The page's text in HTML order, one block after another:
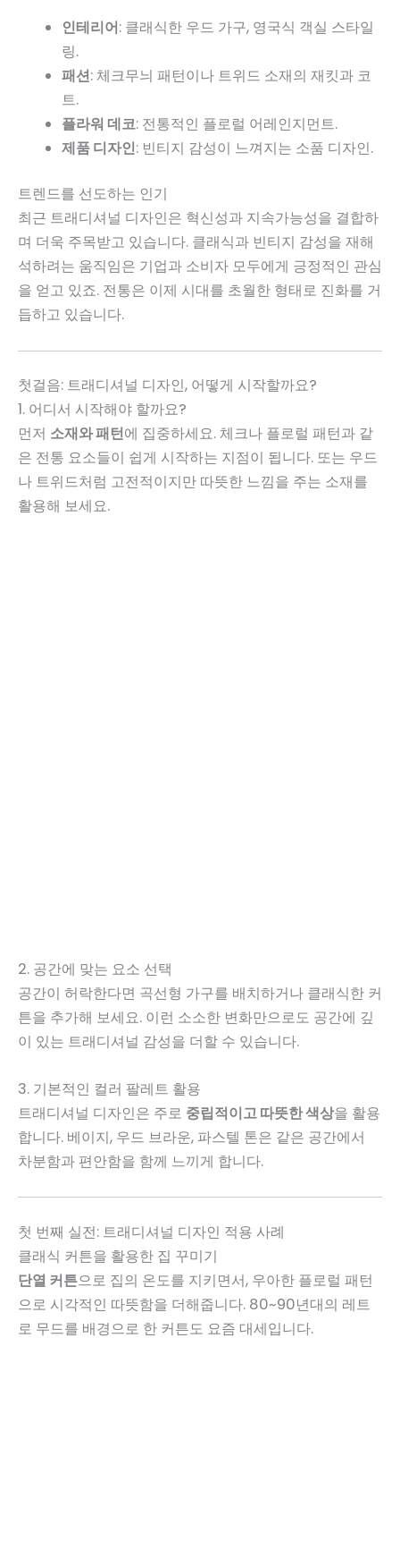
인테리어: 클래식한 우드 가구, 영국식 객실 스타일
링.
패션: 체크무늬 패턴이나 트위드 소재의 재킷과 코
트.
플라워 데코: 전통적인 플로럴 어레인지먼트.
제품 디자인: 빈티지 감성이 느껴지는 소품 디자인.
트렌드를 선도하는 인기
최근 트래디셔널 디자인은 혁신성과 지속가능성을 결합하
며 더욱 주목받고 있습니다. 클래식과 빈티지 감성을 재해
석하려는 움직임은 기업과 소비자 모두에게 긍정적인 관심
을 얻고 있죠. 전통은 이제 시대를 초월한 형태로 진화를 거
듭하고 있습니다.
첫걸음: 트래디셔널 디자인, 어떻게 시작할까요?
1. 어디서 시작해야 할까요?
먼저 소재와 패턴에 집중하세요. 체크나 플로럴 패턴과 같
은 전통 요소들이 쉽게 시작하는 지점이 됩니다. 또는 우드
나 트위드처럼 고전적이지만 따뜻한 느낌을 주는 소재를
활용해 보세요.
2. 공간에 맞는 요소 선택
공간이 허락한다면 곡선형 가구를 배치하거나 클래식한 커
튼을 추가해 보세요. 이런 소소한 변화만으로도 공간에 깊
이 있는 트래디셔널 감성을 더할 수 있습니다.
3. 기본적인 컬러 팔레트 활용
트래디셔널 디자인은 주로 중립적이고 따뜻한 색상을 활용
합니다. 베이지, 우드 브라운, 파스텔 톤은 같은 공간에서
차분함과 편안함을 함께 느끼게 합니다.
첫 번째 실전: 트래디셔널 디자인 적용 사례
클래식 커튼을 활용한 집 꾸미기
단열 커튼으로 집의 온도를 지키면서, 우아한 플로럴 패턴
으로 시각적인 따뜻함을 더해줍니다. 80~90년대의 레트
로 무드를 배경으로 한 커튼도 요즘 대세입니다.